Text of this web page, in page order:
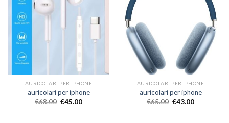
AURICOLARI PER IPHONE
auricolari per iphone
€68.00 €45.00
AURICOLARI PER IPHONE
auricolari per iphone
€65.00 €43.00